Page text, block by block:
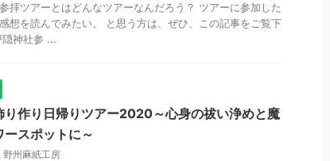
拝ツアーとはどんなツアーなんだろう？ ツアーに参加した
想を読んでみたい。 と思う方は、ぜひ、この記事をご覧下
神社参 ...
り作り日帰りツアー2020～心身の祓い浄めと魔
スポットに～
, 野州麻紙工房